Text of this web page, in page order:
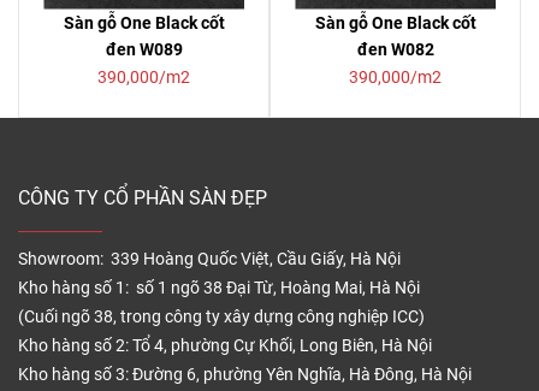
Sàn gỗ One Black cốt
đen W089
390,000/m2
Sàn gỗ One Black cốt
đen W082
390,000/m2
CÔNG TY CỔ PHẦN SÀN ĐẸP
Showroom: 339 Hoàng Quốc Việt, Cầu Giấy, Hà Nội
Kho hàng số 1: số 1 ngõ 38 Đại Từ, Hoàng Mai, Hà Nội
(Cuối ngõ 38, trong công ty xây dựng công nghiệp ICC)
Kho hàng số 2: Tổ 4, phường Cự Khối, Long Biên, Hà Nội
Kho hàng số 3: Đường 6, phường Yên Nghĩa, Hà Đông, Hà Nội